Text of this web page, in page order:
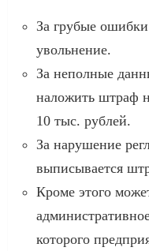
За грубые
увольнение.
За неполные
наложить штраф
10 тыс. рублей.
За нарушение
выписывается
Кроме этого
которого